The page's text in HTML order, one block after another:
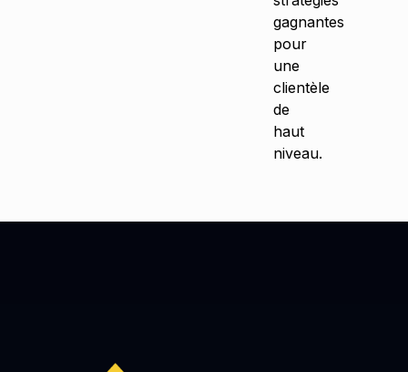
gagnantes
pour
une
clientèle
de
haut
niveau.